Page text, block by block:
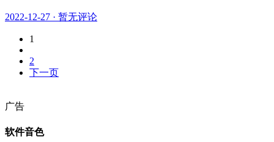
2022-12-27 · 暂无评论
1
2
下一页
广告
软件音色